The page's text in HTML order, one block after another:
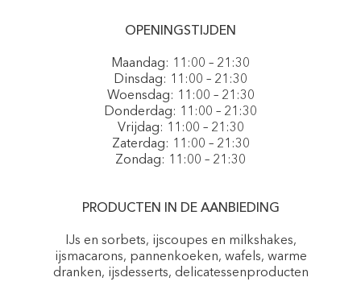
OPENINGSTIJDEN
Maandag: 11:00 – 21:30
Dinsdag: 11:00 – 21:30
Woensdag: 11:00 – 21:30
Donderdag: 11:00 – 21:30
Vrijdag: 11:00 – 21:30
Zaterdag: 11:00 – 21:30
Zondag: 11:00 – 21:30
PRODUCTEN IN DE AANBIEDING
IJs en sorbets, ijscoupes en milkshakes,
ijsmacarons, pannenkoeken, wafels, warme
dranken, ijsdesserts, delicatessenproducten